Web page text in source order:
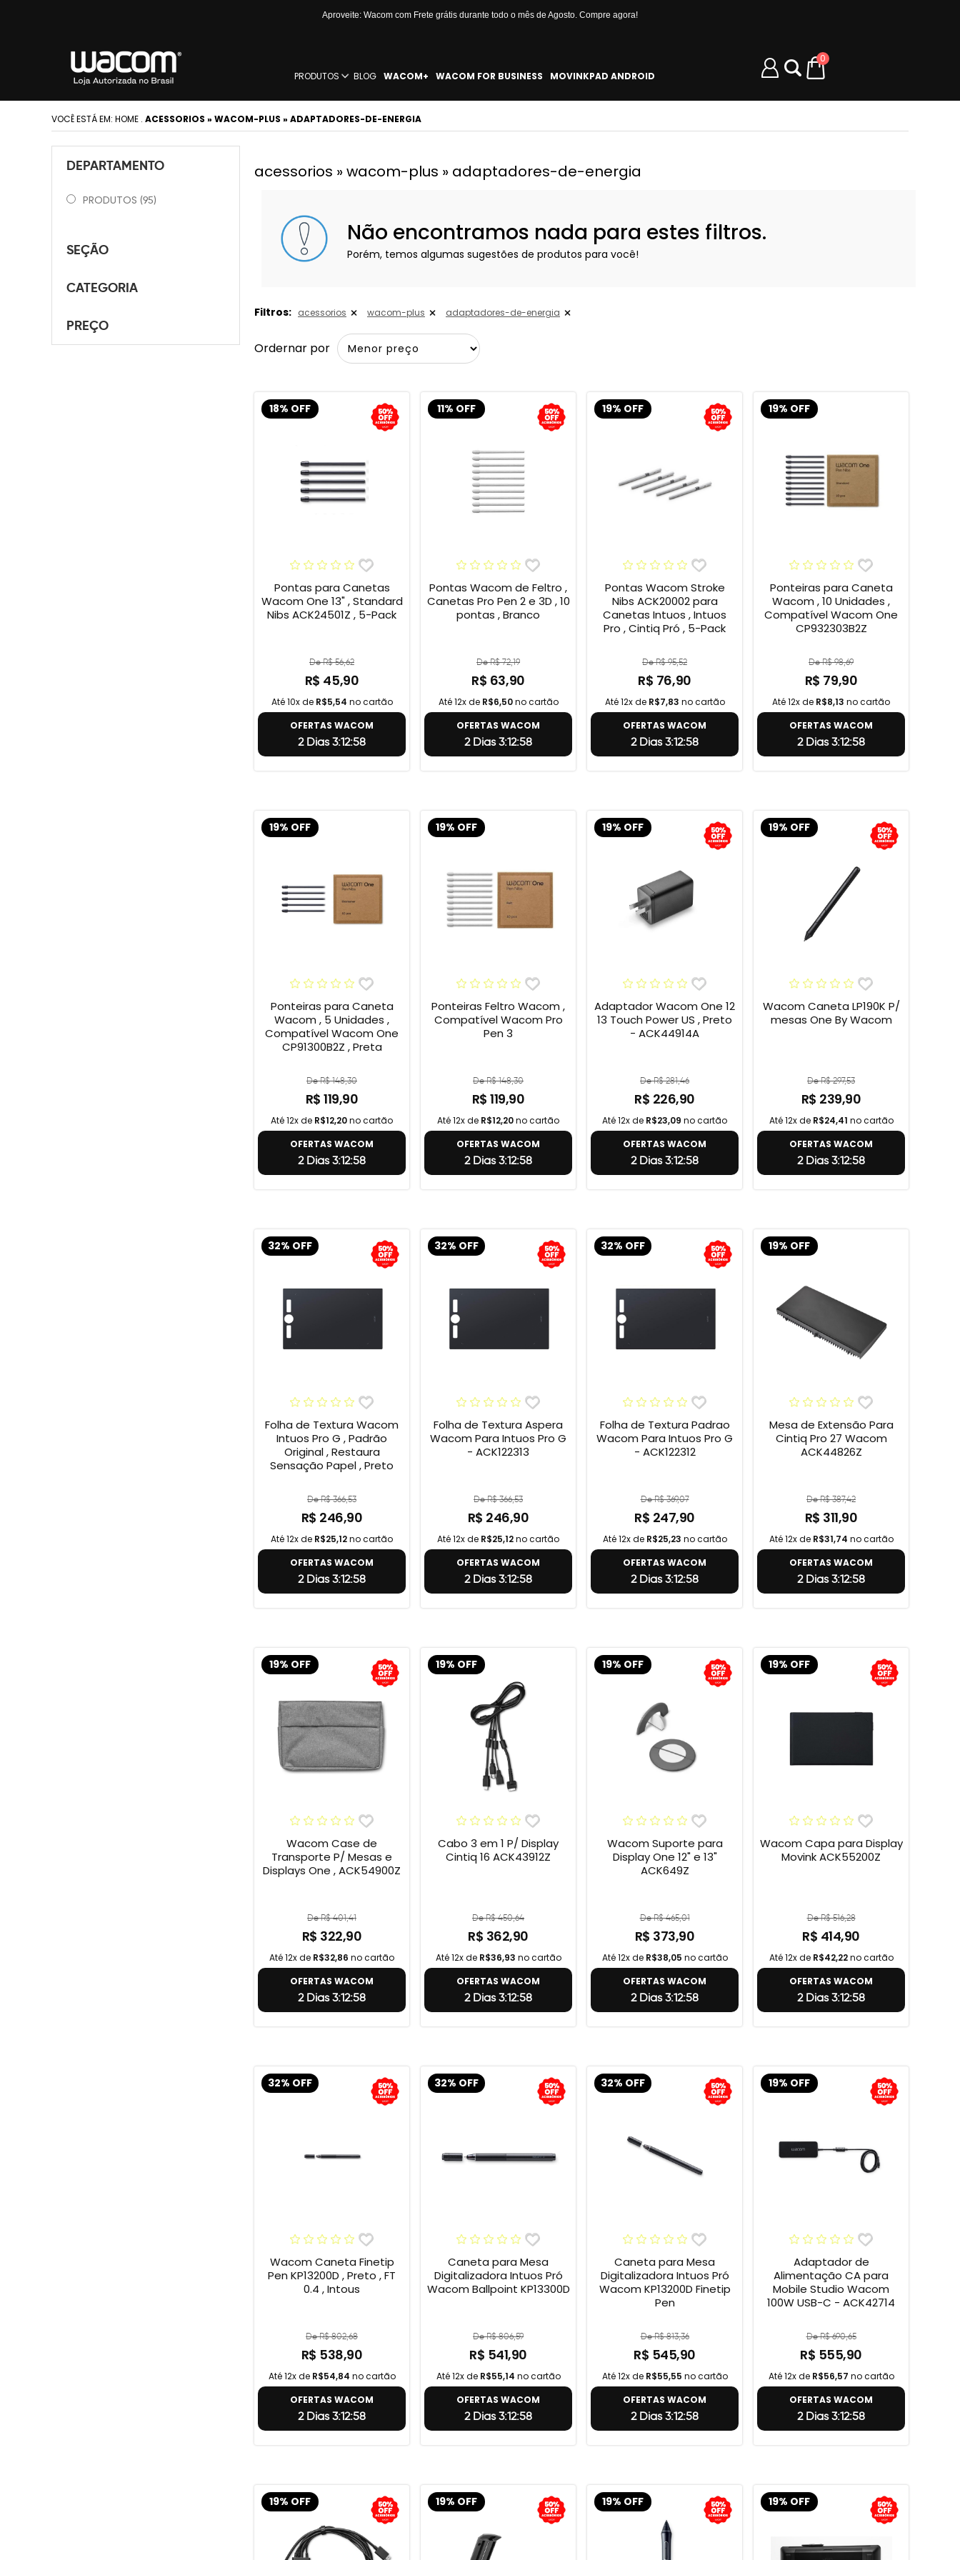
Aproveite: Wacom com Frete grátis durante todo o mês de Agosto. Compre agora!
PRODUTOS BLOG WACOM+ WACOM FOR BUSINESS MOVINKPAD ANDROID
0
VOCÊ ESTÁ EM: HOME . ACESSORIOS » WACOM-PLUS » ADAPTADORES-DE-ENERGIA
DEPARTAMENTO
PRODUTOS (95)
SEÇÃO
CATEGORIA
PREÇO
acessorios » wacom-plus » adaptadores-de-energia
Não encontramos nada para estes filtros.
Porém, temos algumas sugestões de produtos para você!
Filtros: acessorios wacom-plus adaptadores-de-energia
Ordernar por
18% OFF
Pontas para Canetas
Wacom One 13" , Standard
Nibs ACK24501Z , 5-Pack
De R$ 56,62
R$ 45,90
Até 10x de R$5,54 no cartão
OFERTAS WACOM
2 Dias 3:12:57
11% OFF
Pontas Wacom de Feltro ,
Canetas Pro Pen 2 e 3D , 10
pontas , Branco
De R$ 72,19
R$ 63,90
Até 12x de R$6,50no cartão
OFERTAS WACOM
2 Dias 3:12:57
19% OFF
Pontas Wacom Stroke
Nibs ACK20002 para
Canetas Intuos , Intuos
Pro , Cintiq Pró , 5-Pack
De R$ 95,52
R$ 76,90
Até 12x de R$7,83 no cartão
OFERTAS WACOM
2 Dias 3:12:57
19% OFF
Ponteiras para Caneta
Wacom , 10 Unidades ,
Compatível Wacom One
CP932303B2Z
De R$ 98,69
R$ 79,90
Até 12x de R$8,13 no cartão
OFERTAS WACOM
2 Dias 3:12:57
19% OFF
Ponteiras para Caneta
Wacom , 5 Unidades ,
Compatível Wacom One
CP91300B2Z , Preta
De R$ 148,30
R$ 119,90
Até 12x de R$12,20no cartão
OFERTAS WACOM
2 Dias 3:12:57
19% OFF
Ponteiras Feltro Wacom ,
Compatível Wacom Pro
Pen 3
De R$ 148,30
R$ 119,90
Até 12x de R$12,20no cartão
OFERTAS WACOM
2 Dias 3:12:57
19% OFF
Adaptador Wacom One 12
13 Touch Power US , Preto
- ACK44914A
De R$ 281,46
R$ 226,90
Até 12x de R$23,09 no cartão
OFERTAS WACOM
2 Dias 3:12:57
19% OFF
Wacom Caneta LP190K P/
mesas One By Wacom
De R$ 297,53
R$ 239,90
Até 12x de R$24,41 no cartão
OFERTAS WACOM
2 Dias 3:12:57
32% OFF
Folha de Textura Wacom
Intuos Pro G , Padrão
Original , Restaura
Sensação Papel , Preto
De R$ 366,53
R$ 246,90
Até 12x de R$25,12no cartão
OFERTAS WACOM
2 Dias 3:12:57
32% OFF
Folha de Textura Aspera
Wacom Para Intuos Pro G
- ACK122313
De R$ 366,53
R$ 246,90
Até 12x de R$25,12no cartão
OFERTAS WACOM
2 Dias 3:12:57
32% OFF
Folha de Textura Padrao
Wacom Para Intuos Pro G
- ACK122312
De R$ 369,07
R$ 247,90
Até 12x de R$25,23 no cartão
OFERTAS WACOM
2 Dias 3:12:57
19% OFF
Mesa de Extensão Para
Cintiq Pro 27 Wacom
ACK44826Z
De R$ 387,42
R$ 311,90
Até 12x de R$31,74 no cartão
OFERTAS WACOM
2 Dias 3:12:57
19% OFF
Wacom Case de
Transporte P/ Mesas e
Displays One , ACK54900Z
De R$ 401,41
R$ 322,90
Até 12x de R$32,86 no cartão
OFERTAS WACOM
2 Dias 3:12:57
19% OFF
Cabo 3 em 1 P/ Display
Cintiq 16 ACK43912Z
De R$ 450,64
R$ 362,90
Até 12x de R$36,93 no cartão
OFERTAS WACOM
2 Dias 3:12:57
19% OFF
Wacom Suporte para
Display One 12" e 13"
ACK649Z
De R$ 465,01
R$ 373,90
Até 12x de R$38,05 no cartão
OFERTAS WACOM
2 Dias 3:12:57
19% OFF
Wacom Capa para Display
Movink ACK55200Z
De R$ 516,28
R$ 414,90
Até 12x de R$42,22no cartão
OFERTAS WACOM
2 Dias 3:12:57
32% OFF
Wacom Caneta Finetip
Pen KP13200D , Preto , FT
0.4 , Intous
De R$ 802,68
R$ 538,90
Até 12x de R$54,84 no cartão
OFERTAS WACOM
2 Dias 3:12:57
32% OFF
Caneta para Mesa
Digitalizadora Intuos Pró
Wacom Ballpoint KP13300D
De R$ 806,59
R$ 541,90
Até 12x de R$55,14 no cartão
OFERTAS WACOM
2 Dias 3:12:57
32% OFF
Caneta para Mesa
Digitalizadora Intuos Pró
Wacom KP13200D Finetip
Pen
De R$ 813,36
R$ 545,90
Até 12x de R$55,55 no cartão
OFERTAS WACOM
2 Dias 3:12:57
19% OFF
Adaptador de
Alimentação CA para
Mobile Studio Wacom
100W USB-C - ACK42714
De R$ 690,65
R$ 555,90
Até 12x de R$56,57 no cartão
OFERTAS WACOM
2 Dias 3:12:57
19% OFF 19% OFF 19% OFF 19% OFF